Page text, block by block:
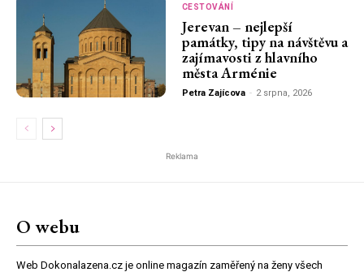
CESTOVÁNÍ
Jerevan – nejlepší
památky, tipy na návštěvu a
zajímavosti z hlavního
města Arménie
Petra Zajícova - 2 srpna, 2026
Reklama
O webu
Web Dokonalazena.cz je online magazín zaměřený na ženy všech